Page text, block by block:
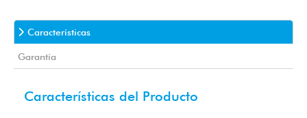
Características
Garantía
Características del Producto